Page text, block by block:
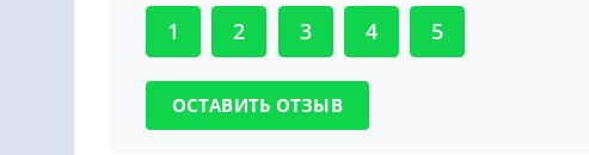
1 2 3 4 5